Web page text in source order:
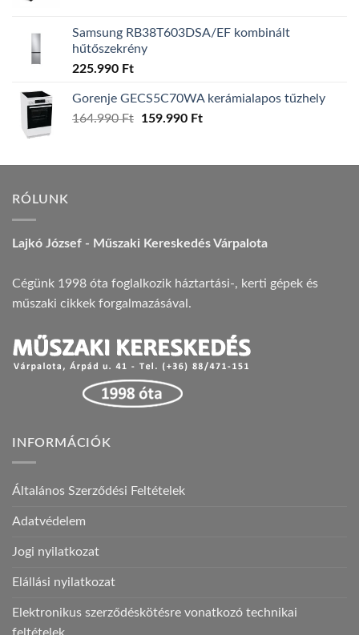
Samsung RB38T603DSA/EF kombinált
hűtőszekrény
225.990 Ft
Gorenje GECS5C70WA kerámialapos tűzhely
164.990Ft
Original
164.990 Ft.
159.990 FtCurrent
159.990 Ft.
RÓLUNK
Lajkó József - Műszaki Kereskedés Várpalota
Cégünk 1998 óta foglalkozik háztartási-, kerti gépek és
műszaki cikkek forgalmazásával.
INFORMÁCIÓK
Általános Szerződési Feltételek
Adatvédelem
Jogi nyilatkozat
Elállási nyilatkozat
Elektronikus szerződéskötésre vonatkozó technikai